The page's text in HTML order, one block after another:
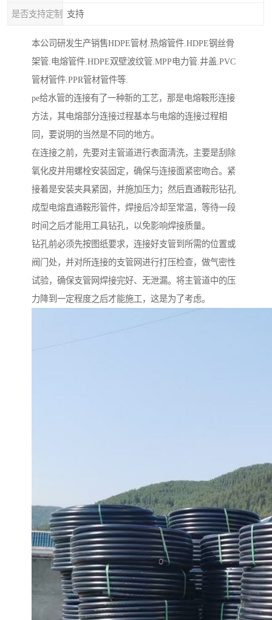
是否支持定制 支持
本公司研发生产销售HDPE管材.热熔管件.HDPE钢丝骨
架管.电熔管件.HDPE双壁波纹管.MPP电力管.井盖.PVC
管材管件.PPR管材管件等.
pe给水管的连接有了一种新的工艺，那是电熔鞍形连接
方法，其电熔部分连接过程基本与电熔的连接过程相
同，要说明的当然是不同的地方。
在连接之前，先要对主管道进行表面清洗，主要是刮除
氧化皮并用螺栓安装固定，确保与连接面紧密吻合。紧
接着是安装夹具紧固，并施加压力；然后直通鞍形钻孔
成型电熔直通鞍形管件，焊接后冷却至常温，等待一段
时间之后才能用工具钻孔，以免影响焊接质量。
钻孔前必须先按图纸要求，连接好支管到所需的位置或
阀门处，并对所连接的支管网进行打压检查，做气密性
试验，确保支管网焊接完好、无泄漏。将主管道中的压
力降到一定程度之后才能施工，这是为了考虑。